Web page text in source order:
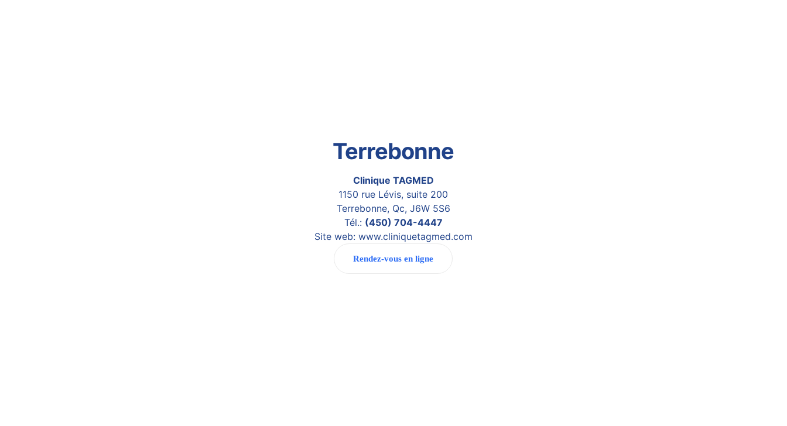
Terrebonne
Clinique TAGMED
1150 rue Lévis, suite 200
Terrebonne, Qc, J6W 5S6
Tél.: (450) 704-4447
Site web: www.cliniquetagmed.com
Rendez-vous en ligne